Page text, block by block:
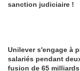
sanction judiciaire !
Unilever s'engage à
salariés pendant
fusion de 65